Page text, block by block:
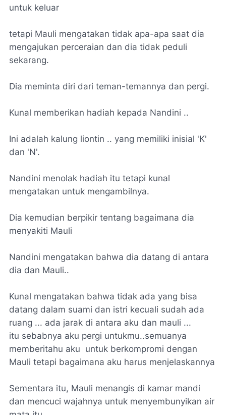
untuk keluar
tetapi Mauli mengatakan tidak apa-apa saat dia
mengajukan perceraian dan dia tidak peduli
sekarang.
Dia meminta diri dari teman-temannya dan pergi.
Kunal memberikan hadiah kepada Nandini ..
Ini adalah kalung liontin .. yang memiliki inisial 'K'
dan 'N'.
Nandini menolak hadiah itu tetapi kunal
mengatakan untuk mengambilnya.
Dia kemudian berpikir tentang bagaimana dia
menyakiti Mauli
Nandini mengatakan bahwa dia datang di antara
dia dan Mauli..
Kunal mengatakan bahwa tidak ada yang bisa
datang dalam suami dan istri kecuali sudah ada
ruang ... ada jarak di antara aku dan mauli ...
itu sebabnya aku pergi untukmu..semuanya
memberitahu aku untuk berkompromi dengan
Mauli tetapi bagaimana aku harus menjelaskannya
Sementara itu, Mauli menangis di kamar mandi
dan mencuci wajahnya untuk menyembunyikan air